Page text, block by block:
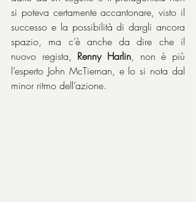
si poteva certamente accantonare, visto il
successo e la possibilità di dargli ancora
spazio, ma c’è anche da dire che il
nuovo regista, Renny Harlin, non è più
l’esperto John McTiernan, e lo si nota dal
minor ritmo dell’azione.